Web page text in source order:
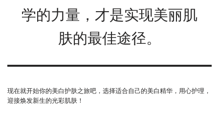
学的力量，才是实现美丽肌
肤的最佳途径。
现在就开始你的美白护肤之旅吧，选择适合自己的美白精华，用心护理，
迎接焕发新生的光彩肌肤！